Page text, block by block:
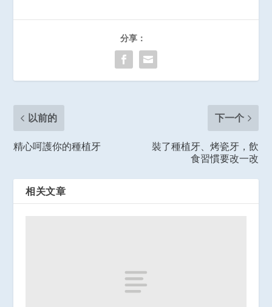
分享：
以前的
精心呵護你的種植牙
下一个
裝了種植牙、烤瓷牙，飲
食習慣要改一改
相关文章